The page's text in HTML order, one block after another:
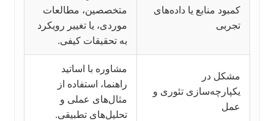
کمبود منابع یا داده‌های
تجربی
متخصصین، مطالعات
موردی، یا تغییر رویکرد
به تحقیقات کیفی.
مشکل در
یکپارچه‌سازی تئوری و
عمل
مشاوره با اساتید
راهنما، استفاده از
مثال‌های عملی و
تحلیل‌های تطبیقی.